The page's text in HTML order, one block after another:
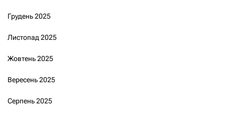
Грудень 2025
Листопад 2025
Жовтень 2025
Вересень 2025
Серпень 2025